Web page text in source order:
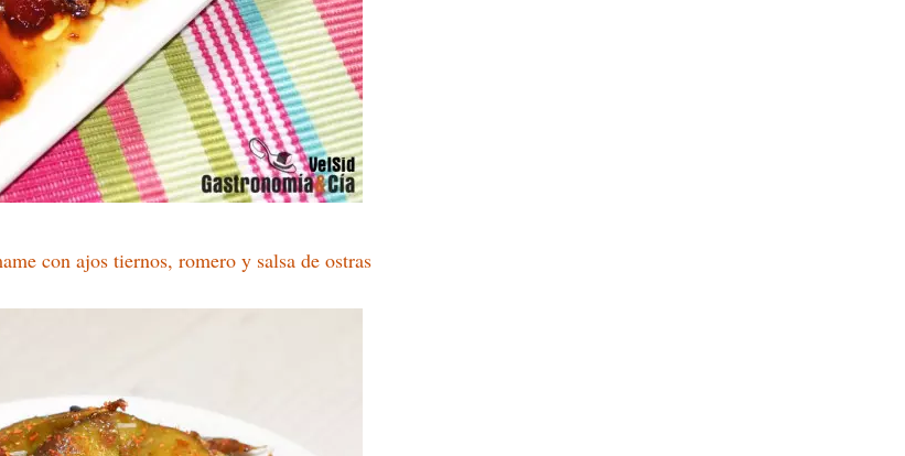
con ajos tiernos, romero y salsa de ostras